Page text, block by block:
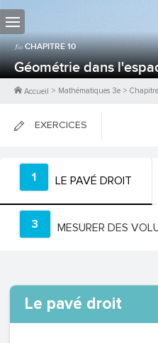
CHAPITRE10
Géométrie dans
Accueil > Mathématiques 3e > Chapitre
EXERCICES
FICHES DE COURS
0PTS
1 LE PAVÉ DROIT
3 MESURER DES
Le pavé droit